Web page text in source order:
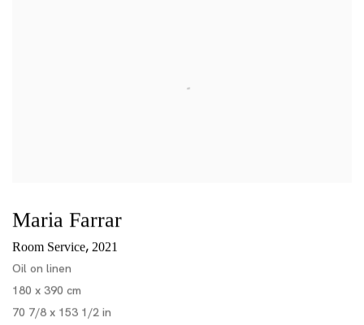
Maria Farrar
Room Service, 2021
Oil on linen
180 x 390 cm
70 7/8 x 153 1/2 in